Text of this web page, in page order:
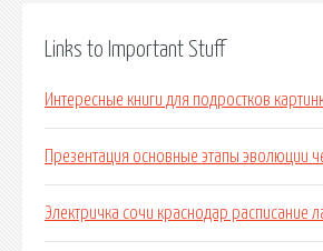
Links to Important Stuff
Интересные книги для подростков
Презентация основные этапы эволюции
Электричка сочи краснодар расписание